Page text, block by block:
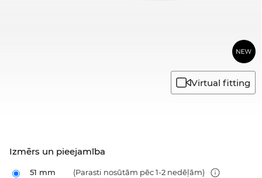
Virtual fitting
Izmērs un pieejamība
51 mm (Parasti nosūtām pēc 1-2 nedēļām)